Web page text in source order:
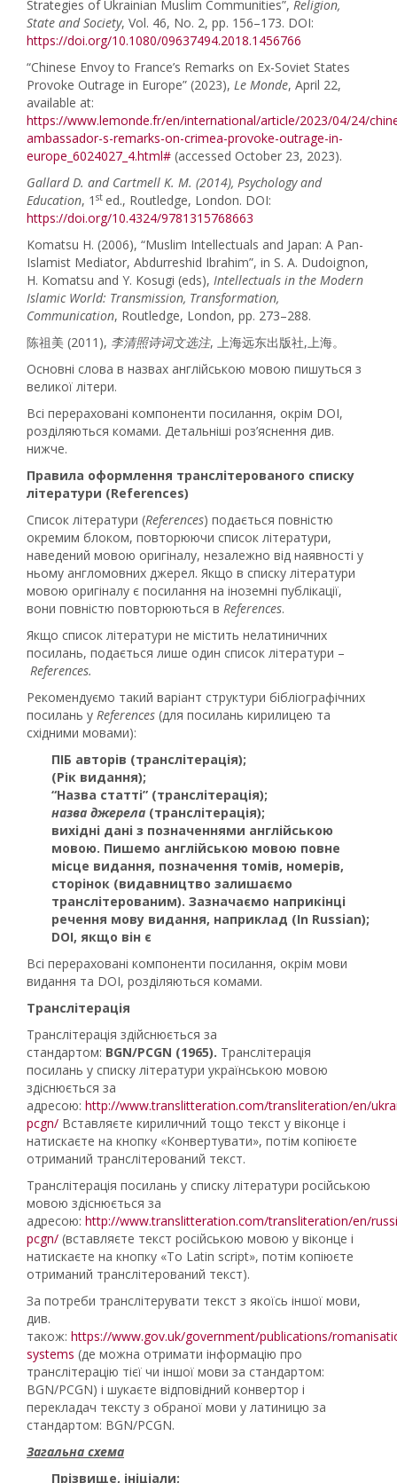
Strategies of Ukrainian Muslim Communities”, Religion,
State and Society, Vol. 46, No. 2, pp. 156–173. DOI:
https://doi.org/10.1080/09637494.2018.1456766
“Chinese Envoy to France’s Remarks on Ex-Soviet States
Provoke Outrage in Europe” (2023), Le Monde, April 22,
available at:
https://www.lemonde.fr/en/international/article/2023/04/24/
ambassador-s-remarks-on-crimea-provoke-outrage-in-
europe_6024027_4.html# (accessed October 23, 2023).
Gallard D. and Cartmell K. M. (2014), Psychology and
Education, 1 st ed., Routledge, London. DOI:
https://doi.org/10.4324/9781315768663
Komatsu H. (2006), “Muslim Intellectuals and Japan: A Pan-
Islamist Mediator, Abdurreshid Ibrahim”, in S. A. Dudoignon,
H. Komatsu and Y. Kosugi (eds), Intellectuals in the Modern
Islamic World: Transmission, Transformation,
Communication, Routledge, London, pp. 273–288.
陈祖美 (2011), 李清照诗词文选注, 上海远东出版社,上海。
Основні слова в назвах англійською мовою пишуться з
великої літери.
Всі перераховані компоненти посилання, окрім DOI,
розділяються комами. Детальніші роз’яснення див.
нижче.
Правила оформлення транслітерованого списку
літератури (References)
Список літератури (References) подається повністю
окремим блоком, повторюючи список літератури,
наведений мовою оригіналу, незалежно від наявності у
ньому англомовних джерел. Якщо в списку літератури
мовою оригіналу є посилання на іноземні публікації,
вони повністю повторюються в References.
Якщо список літератури не містить нелатиничних
посилань, подається лише один список літератури –
References.
Рекомендуємо такий варіант структури бібліографічних
посилань у References (для посилань кирилицею та
східними мовами):
ПІБ авторів (транслітерація);
(Рік видання);
“Назва статті” (транслітерація);
назва джерела (транслітерація);
вихідні дані з позначеннями англійською
мовою. Пишемо англійською мовою повне
місце видання, позначення томів, номерів,
сторінок (видавництво залишаємо
транслітерованим). Зазначаємо наприкінці
речення мову видання, наприклад (In Russian);
DOI, якщо він є
Всі перераховані компоненти посилання, окрім мови
видання та DOI, розділяються комами.
Транслітерація
Транслітерація здійснюється за
стандартом: BGN/PCGN (1965). Транслітерація
посилань у списку літератури українською мовою
здіснюється за
адресою: http://www.translitteration.com/transliteration/en/
pcgn/ Вставляєте кириличний тощо текст у віконце і
натискаєте на кнопку «Конвертувати», потім копіюєте
отриманий транслітерований текст.
Транслітерація посилань у списку літератури російською
мовою здіснюється за
адресою: http://www.translitteration.com/transliteration/en/
pcgn/ (вставляєте текст російською мовою у віконце і
натискаєте на кнопку «To Latin script», потім копіюєте
отриманий транслітерований текст).
За потреби транслітерувати текст з якоїсь іншої мови,
див.
також: https://www.gov.uk/government/publications/
systems (де можна отримати інформацію про
транслітерацію тієї чи іншої мови за стандартом:
BGN/PCGN) і шукаєте відповідний конвертор і
перекладач тексту з обраної мови у латиницю за
стандартом: BGN/PCGN.
Загальна схема
Прізвище, ініціали;